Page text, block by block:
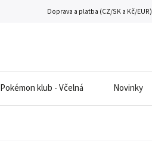
Doprava a platba (CZ/SK a Kč/EUR)
Pokémon klub - Včelná Novinky